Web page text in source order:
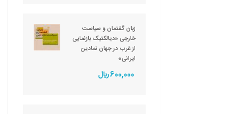
زبان گفتمان و سیاست
خارجی «دیالکتیک بازنمایی
از غرب در جهان نمادین
ایرانی»
600,000 ريال